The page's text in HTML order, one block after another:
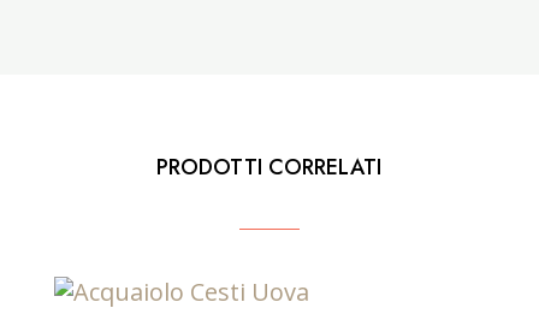
PRODOTTI CORRELATI